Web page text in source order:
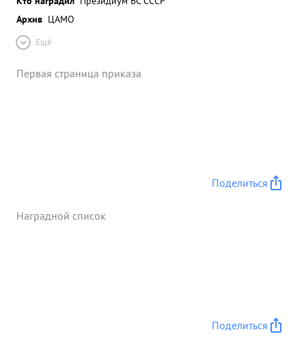
Архив ЦАМО
Ещё
Первая страница приказа
Поделиться
Наградной список
Поделиться